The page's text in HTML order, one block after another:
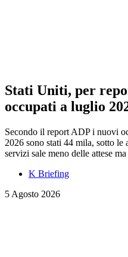
Stati Uniti, per
occupati a luglio
Secondo il report ADP i nuovi
2026 sono stati 44 mila, sotto
servizi sale meno delle attese
K Briefing
5 Agosto 2026